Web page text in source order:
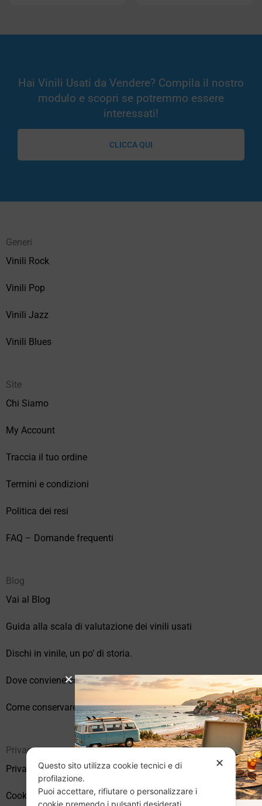
Hai Vinili Usati da Vendere? Compila il nostro
modulo e scopri se potremmo essere
interessati!
CLICCA QUI
Generi
Vinili Rock
Vinili Pop
Vinili Jazz
Vinili Blues
Site
Chi Siamo
My Account
Traccia il tuo ordine
Termini e condizioni
Politica dei resi
FAQ – Domande frequenti
Blog
Vai al Blog
Guida alla scala di valutazione dei vinili usati
Dischi in vinile, un po’ di storia.
Dove conviene comprare vinili online?
Come conservare correttamente i vinili usati
Privacy
Privacy Policy
Cookie Policy (UE)
✕
Questo sito utilizza cookie tecnici e di
profilazione.
Puoi accettare, rifiutare o personalizzare i
cookie premendo i pulsanti desiderati.